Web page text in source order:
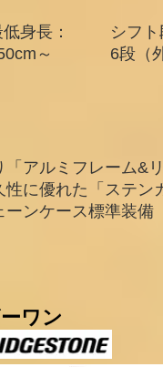
身長：
～​
シフ
6段（
「アルミフレーム&
性に優れた「ステン
ーンケース標準装備
ーワン